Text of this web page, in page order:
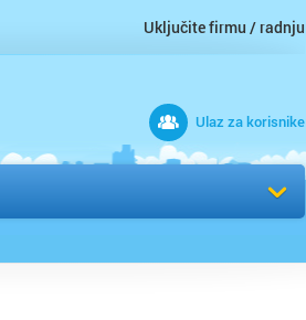
Uključite firmu / radnju
Ulaz za korisnike